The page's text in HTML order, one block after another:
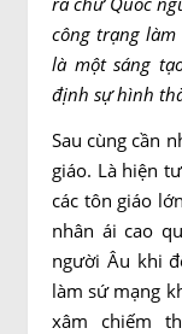
công trạng
là một sáng
định sự hình
Sau cùng cần
giáo. Là hiện
các tôn giáo
nhân ái cao
người Âu khi
làm sứ mạng
xâm chiếm